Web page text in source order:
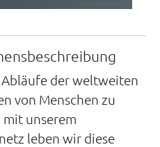
Abläufe der weltweiten
von Menschen zu
mit unserem
leben wir diese